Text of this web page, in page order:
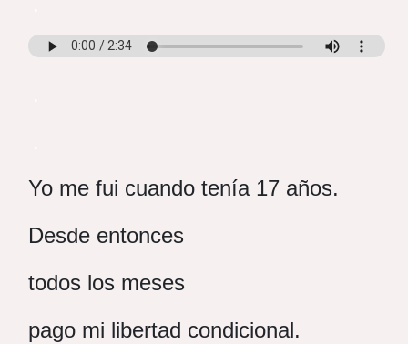
Yo me fui cuando tenía 17 años.
Desde entonces
todos los meses
pago mi libertad condicional.